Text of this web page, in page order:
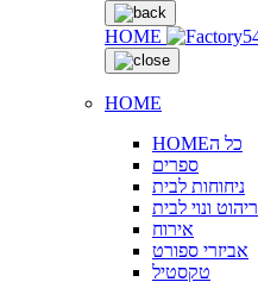
HOME
HOME
HOMEכל ה
ספרים
ניחוחות לבית
ריהוט ונוי לבית
אירוח
אביזרי ספורט
טקסטיל